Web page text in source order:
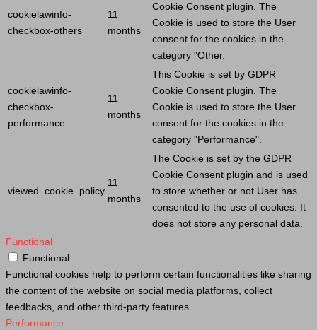
cookielawinfo-
checkbox-others
11
months
Cookie Consent plugin. The
Cookie is used to store the User
consent for the cookies in the
category "Other.
cookielawinfo-
checkbox-
performance
11
months
This Cookie is set by GDPR
Cookie Consent plugin. The
Cookie is used to store the User
consent for the cookies in the
category "Performance".
viewed_cookie_policy
11
months
The Cookie is set by the GDPR
Cookie Consent plugin and is used
to store whether or not User has
consented to the use of cookies. It
does not store any personal data.
Functional
Functional
Functional cookies help to perform certain functionalities like sharing
the content of the website on social media platforms, collect
feedbacks, and other third-party features.
Performance